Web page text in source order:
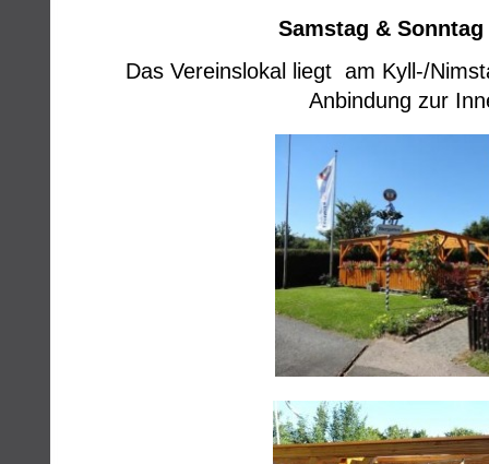
Samstag & Sonntag
Das Vereinslokal liegt am Kyll-/
Anbindung zur